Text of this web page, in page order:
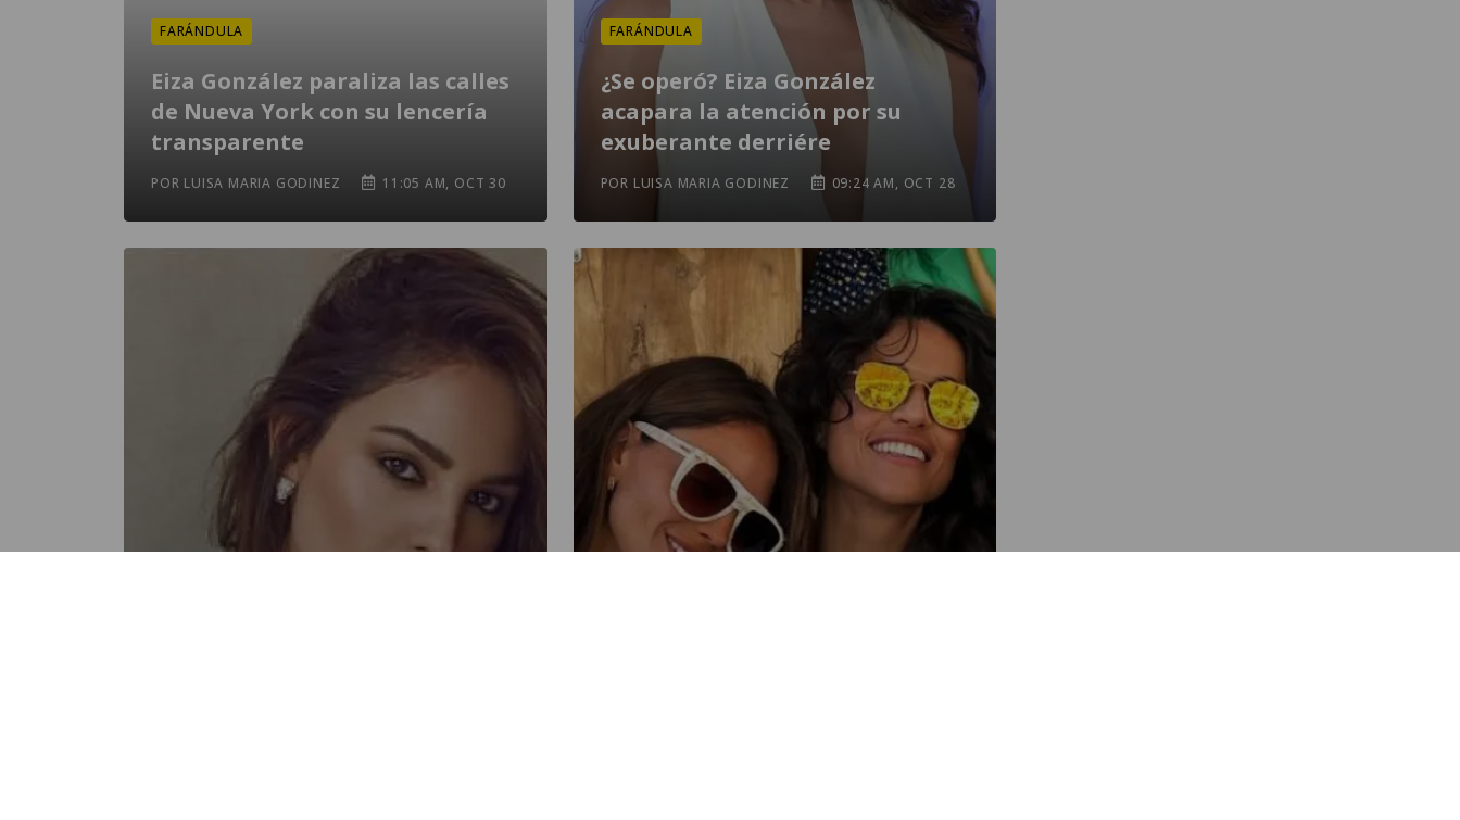
FARÁNDULA
Eiza González paraliza las calles
de Nueva York con su lencería
transparente
POR LUISA MARIA GODINEZ 11:05 AM, OCT 30
FARÁNDULA
¿Se operó? Eiza González
acapara la atención por su
exuberante derriére
POR LUISA MARIA GODINEZ 09:24 AM, OCT 28